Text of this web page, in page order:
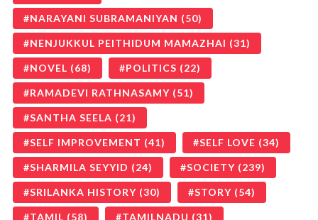
NARAYANI SUBRAMANIYAN (50)
NENJUKKUL PEITHIDUM MAMAZHAI (31)
NOVEL (68) POLITICS (22)
RAMADEVI RATHNASAMY (51)
SANTHA SEELA (21)
SELF IMPROVEMENT (41) SELF LOVE (34)
SHARMILA SEYYID (24) SOCIETY (239)
SRILANKA HISTORY (30) STORY (54)
TAMIL (58) TAMILNADU (31)